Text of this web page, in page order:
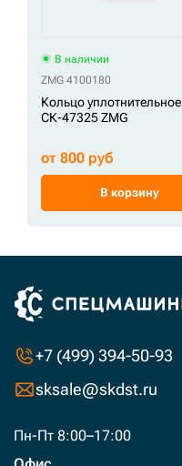
В наличии
ZMG 4100180
Кольцо уплотнительное
СК-47325 ZMG
от 800 руб
В корзину
+7 (499) 394-50-93
sksale@skdst.ru
Пн-Пт 8:00–17:00